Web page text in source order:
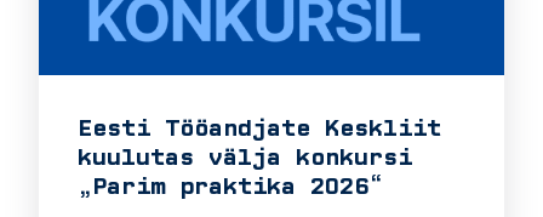
Eesti Tööandjate Keskliit
kuulutas välja konkursi
„Parim praktika 2026“